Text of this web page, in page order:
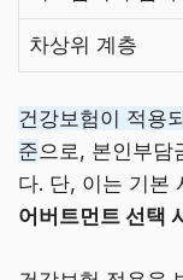
차상위 계층
건강보험이 적용
준으로, 본인부담
다. 단, 이는 기본
어버트먼트 선택